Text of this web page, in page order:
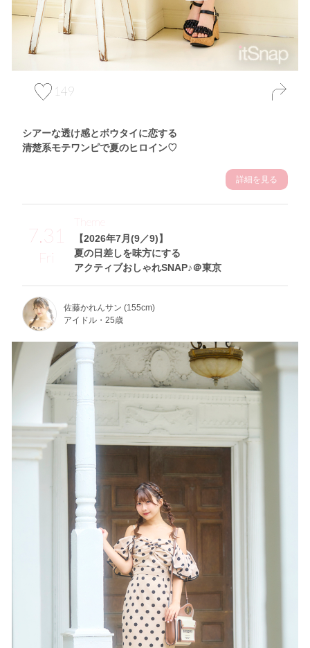
149
シアーな透け感とボウタイに恋する
清楚系モテワンピで夏のヒロイン♡
詳細を見る
7.31
Fri
【2026年7月(9／9)】
夏の日差しを味方にする
アクティブおしゃれSNAP♪＠東京
Theme
佐藤かれんサン (155cm)
アイドル・25歳